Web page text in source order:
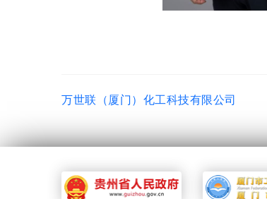
万世联（厦门）化工科技有限公司